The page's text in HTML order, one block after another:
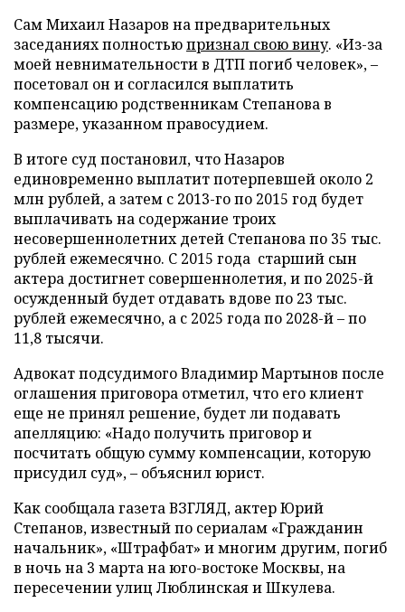
Сам Михаил Назаров на предварительных
заседаниях полностьюпризнал свою вину. «Из-за
моей невнимательности в ДТП погиб человек», –
посетовал он и согласился выплатить
компенсацию родственникам Степанова в
размере, указанном правосудием.
В итоге суд постановил, что Назаров
единовременно выплатит потерпевшей около 2
млн рублей, а затем с 2013-го по 2015 год будет
выплачивать на содержание троих
несовершеннолетних детей Степанова по 35 тыс.
рублей ежемесячно. С 2015 года старший сын
актера достигнет совершеннолетия, и по 2025-й
осужденный будет отдавать вдове по 23 тыс.
рублей ежемесячно, а с 2025 года по 2028-й – по
11,8 тысячи.
Адвокат подсудимого Владимир Мартынов после
оглашения приговора отметил, что его клиент
еще не принял решение, будет ли подавать
апелляцию: «Надо получить приговор и
посчитать общую сумму компенсации, которую
присудил суд»,– объяснил юрист.
Как сообщала газета ВЗГЛЯД, актер Юрий
Степанов, известный по сериалам «Гражданин
начальник», «Штрафбат» и многим другим, погиб
в ночь на 3 марта на юго-востоке Москвы, на
пересечении улиц Люблинская и Шкулева.